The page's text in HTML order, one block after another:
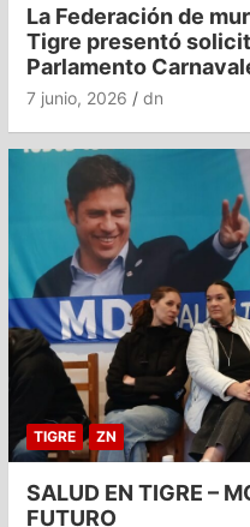
La Federación de
Tigre presentó
Parlamento
7 junio, 2026 dn
TIGRE ZN
SALUD EN TIGRE –
FUTURO